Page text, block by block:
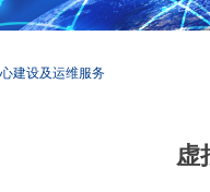
建设及运维服务
虚